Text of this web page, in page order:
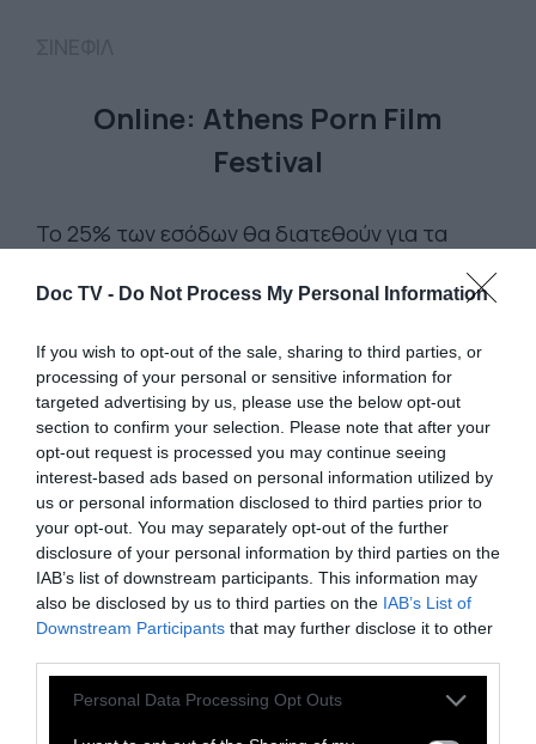
Doc TV - Do Not Process My Personal Information
If you wish to opt-out of the sale, sharing to third parties, or
processing of your personal or sensitive information for
targeted advertising by us, please use the below opt-out
section to confirm your selection. Please note that after your
opt-out request is processed you may continue seeing
interest-based ads based on personal information utilized by
us or personal information disclosed to third parties prior to
your opt-out. You may separately opt-out of the further
disclosure of your personal information by third parties on the
IAB’s list of downstream participants. This information may
also be disclosed by us to third parties on the IAB’s List of
Downstream Participants that may further disclose it to other
Personal Data Processing Opt Outs
Online: Athens Porn Film
Festival
Το 25% των εσόδων θα διατεθούν για τα
Κωστόπουλου. Από τον Χ. Λακταρίδη
20 Νοεμβρίου 2020